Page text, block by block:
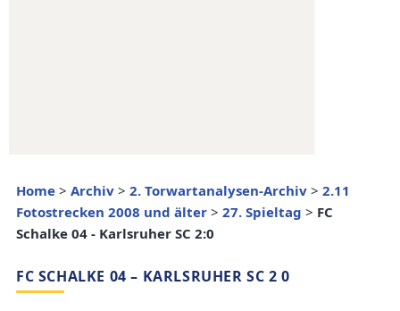
Home > Archiv > 2. Torwartanalysen-Archiv > 2.11
Fotostrecken 2008 und älter > 27. Spieltag > FC
Schalke 04 - Karlsruher SC 2:0
FC SCHALKE 04 – KARLSRUHER SC 2 0